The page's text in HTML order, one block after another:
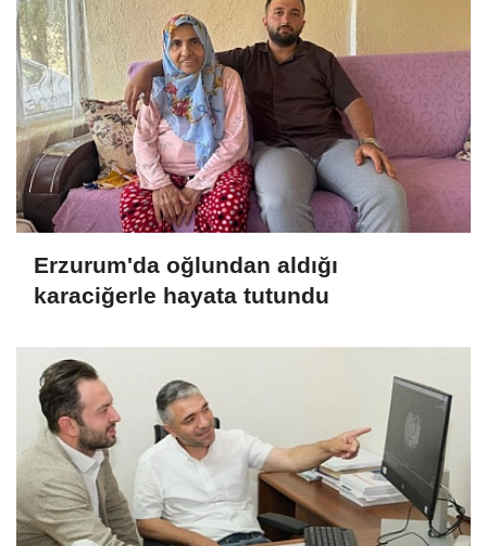
Erzurum'da oğlundan aldığı
karaciğerle hayata tutundu